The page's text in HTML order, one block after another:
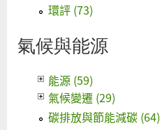
環評 (73)
氣候與能源
能源 (59)
氣候變遷 (29)
碳排放與節能減碳 (64)